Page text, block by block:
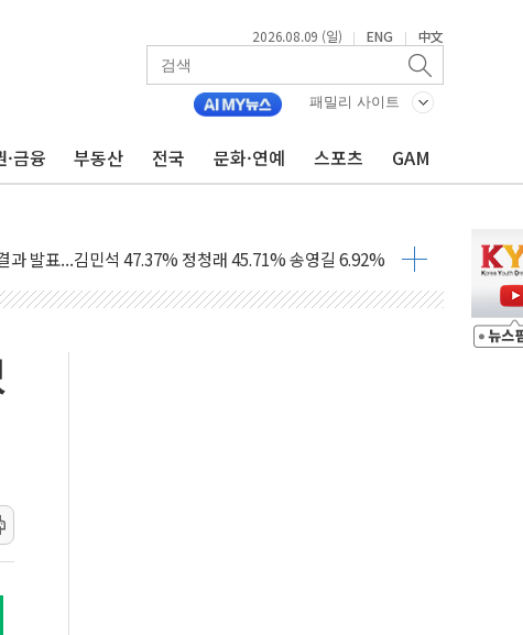
2026.08.09 (일) | ENG | 中文
패밀리 사이트
·금융 부동산 전국 문화·연예 스포츠 GAM
적 '1.48%p' 차 선두 유지...金 46.01% vs 鄭 44.53%
오중기 당선...합산득표율 68.63%
경선서 정청래에 승리…金 48.54% vs 鄭 44.40%
북 경선 결과...김민석 48.54% 정청래 44.40%
과 발표...정청래 47.82% 김민석 46.35% 송영길 5.83%
과 발표...김민석 50.30% 정청래 41.94% 송영길 7.76%
지급 확정되나…재상고 앞두고 막판 셈법
'행복상자' 전달
부 특사'로 콜롬비아 대통령 취임식 참석
시간당 30mm 강한 비...호우 피해 없어
극제 2026'서 어린이 과학연극 2편 수상